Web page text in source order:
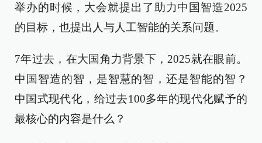
举办的时候，大会就提出了助力中国智造2025
的目标，也提出人与人工智能的关系问题。
7年过去，在大国角力背景下，2025就在眼前。
中国智造的智，是智慧的智，还是智能的智？
中国式现代化，给过去100多年的现代化赋予的
最核心的内容是什么？